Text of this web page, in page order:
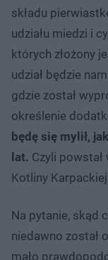
składu
udziału miedzi i
których złożony
udział będzie
gdzie został
określenie
będę się mylił,
lat. Czyli
Kotliny
Na pytanie, skąd
niedawno został
mało